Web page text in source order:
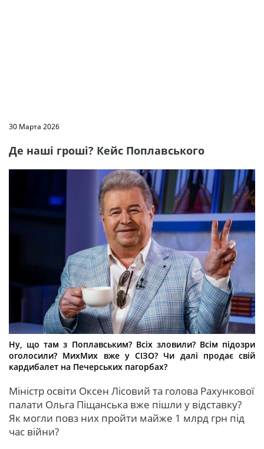
30 Марта 2026
Де наші гроші? Кейс Поплавського
Ну, що там з Поплавським? Всіх зловили? Всім підозри
оголосили? МихМих вже у СІЗО? Чи далі продає свій
кардибалет на Печерських пагорбах?
Міністр освіти Оксен Лісовий та голова Рахункової
палати Ольга Піщанська вже пішли у відставку?
Як могли повз них пройти майже 1 млрд грн під
час війни?